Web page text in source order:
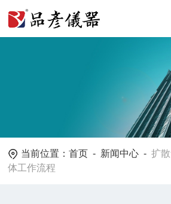
当前位置：首页 - 新闻中心 -扩
体工作流程